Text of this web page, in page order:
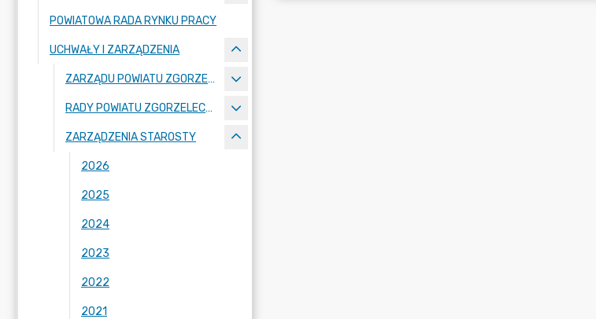
POWIATOWA RADA RYNKU PRACY
UCHWAŁY I ZARZĄDZENIA
ZARZĄDU POWIATU ZGORZELECKIEGO
RADY POWIATU ZGORZELECKIEGO
ZARZĄDZENIA STAROSTY
2026
2025
2024
2023
2022
2021